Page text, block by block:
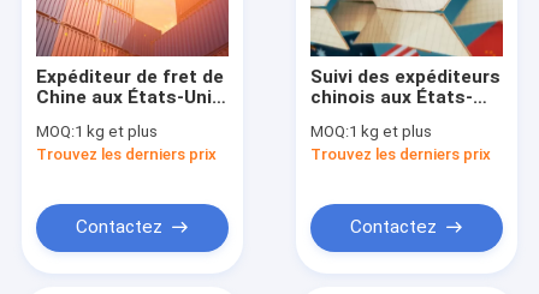
Expéditeur de fret de
Chine aux États-Unis
Navire de Chine aux
États-Unis
MOQ:1 kg et plus
Trouvez les derniers prix
Contactez
Suivi des expéditeurs
chinois aux États-
Shenzhen en Chine
vers les États-Unis
MOQ:1 kg et plus
Trouvez les derniers prix
Contactez